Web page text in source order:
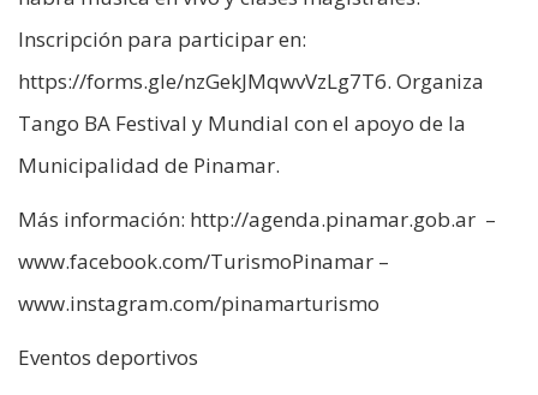
Inscripción para participar en:
https://forms.gle/nzGekJMqwvVzLg7T6. Organiza
Tango BA Festival y Mundial con el apoyo de la
Municipalidad de Pinamar.
Más información: http://agenda.pinamar.gob.ar –
www.facebook.com/TurismoPinamar –
www.instagram.com/pinamarturismo
Eventos deportivos